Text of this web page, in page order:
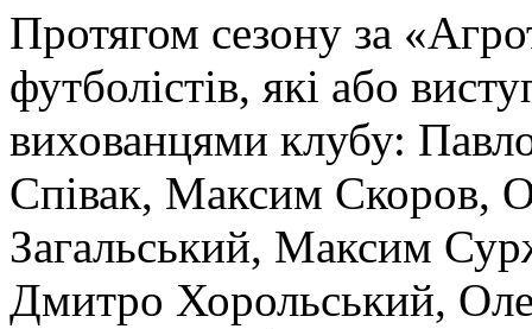
Протягом сезону за
футболістів, які або
вихованцями клубу:
Співак, Максим Скоров,
Загальський, Максим
Дмитро Хорольський,